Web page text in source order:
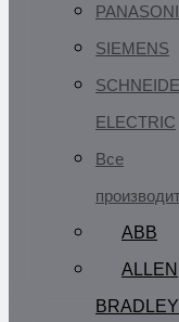
SIEMENS
ELECTRIC
Все
ABB
ALLEN
BRADLEY